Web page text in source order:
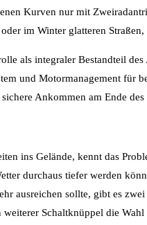
Kurven nur mit
im Winter glatteren
als integraler Bestandteil
und Motormanagement für
Ankommen am Ende des
ins Gelände, kennt das
durchaus tiefer werden
ausreichen sollte, gibt es
Schaltknüppel die